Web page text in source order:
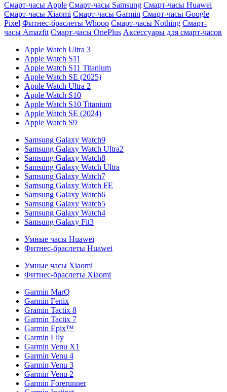
Смарт-часы Apple Смарт-часы Samsung Смарт-часы Huawei
Смарт-часы Xiaomi Смарт-часы Garmin Смарт-часы Google
Pixel Фитнес-браслеты Whoop Смарт-часы Nothing Смарт-
часы Amazfit Смарт-часы OnePlus Аксессуары для смарт-часов
Apple Watch Ultra 3
Apple Watch S11
Apple Watch S11 Titanium
Apple Watch SE (2025)
Apple Watch Ultra 2
Apple Watch S10
Apple Watch S10 Titanium
Apple Watch SE (2024)
Apple Watch S9
Samsung Galaxy Watch9
Samsung Galaxy Watch Ultra2
Samsung Galaxy Watch8
Samsung Galaxy Watch Ultra
Samsung Galaxy Watch7
Samsung Galaxy Watch FE
Samsung Galaxy Watch6
Samsung Galaxy Watch5
Samsung Galaxy Watch4
Samsung Galaxy Fit3
Умные часы Huawei
Фитнес-браслеты Huawei
Умные часы Xiaomi
Фитнес-браслеты Xiaomi
Garmin MarQ
Garmin Fenix
Gramin Tactix 8
Garmin Tactix 7
Garmin Epix™
Garmin Lily
Garmin Venu X1
Garmin Venu 4
Garmin Venu 3
Garmin Venu 2
Garmin Forerunner